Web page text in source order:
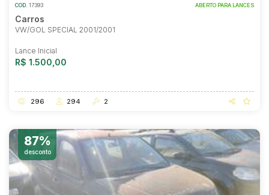
COD. 17393 ABERTO PARA LANCES
Carros
VW/GOL SPECIAL 2001/2001
Lance Inicial
R$ 1.500,00
296 294 2
87%
desconto